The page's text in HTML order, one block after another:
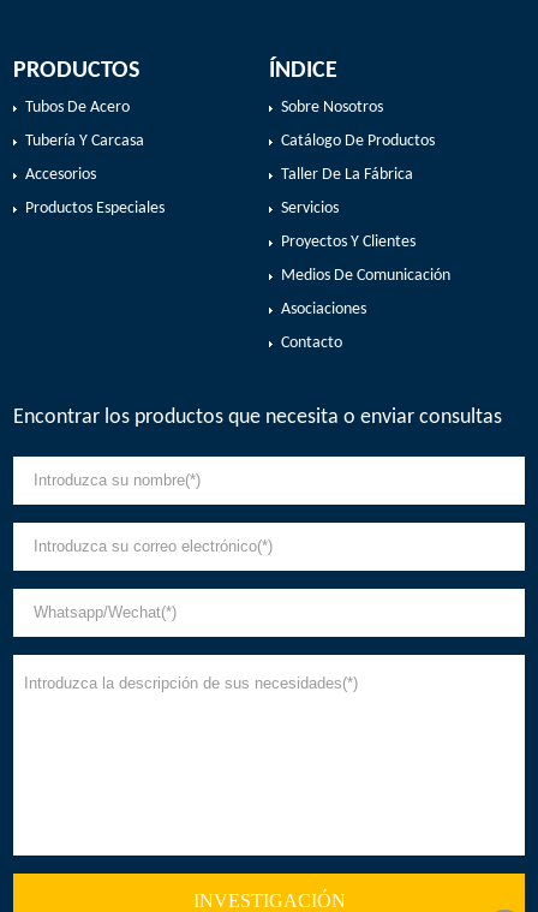
PRODUCTOS
Tubos De Acero
Tubería Y Carcasa
Accesorios
Productos Especiales
ÍNDICE
Sobre Nosotros
Catálogo De Productos
Taller De La Fábrica
Servicios
Proyectos Y Clientes
Medios De Comunicación
Asociaciones
Contacto
Encontrar los productos que necesita o enviar consultas